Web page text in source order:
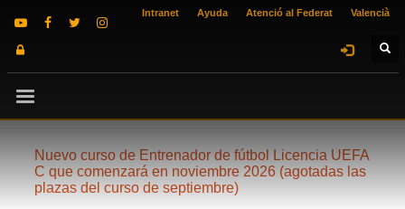
Intranet Ayuda Atenció al Federat Valencià
Nuevo curso de Entrenador de fútbol Licencia UEFA
C que comenzará en noviembre 2026 (agotadas las
plazas del curso de septiembre)